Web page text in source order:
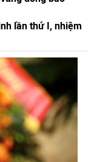
lần thứ I, nhiệm